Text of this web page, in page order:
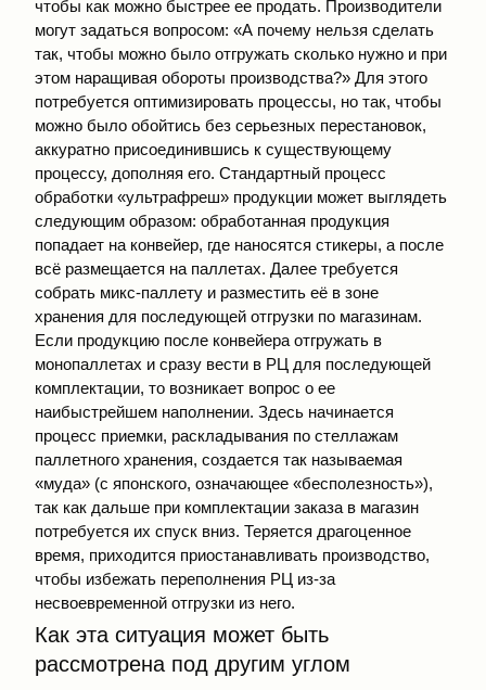
чтобы как можно быстрее ее продать. Производители
могут задаться вопросом: «А почему нельзя сделать
так, чтобы можно было отгружать сколько нужно и при
этом наращивая обороты производства?» Для этого
потребуется оптимизировать процессы, но так, чтобы
можно было обойтись без серьезных перестановок,
аккуратно присоединившись к существующему
процессу, дополняя его. Стандартный процесс
обработки «ультрафреш» продукции может выглядеть
следующим образом: обработанная продукция
попадает на конвейер, где наносятся стикеры, а после
всё размещается на паллетах. Далее требуется
собрать микс-паллету и разместить её в зоне
хранения для последующей отгрузки по магазинам.
Если продукцию после конвейера отгружать в
монопаллетах и сразу вести в РЦ для последующей
комплектации, то возникает вопрос о ее
наибыстрейшем наполнении. Здесь начинается
процесс приемки, раскладывания по стеллажам
паллетного хранения, создается так называемая
«муда» (с японского, означающее «бесполезность»),
так как дальше при комплектации заказа в магазин
потребуется их спуск вниз. Теряется драгоценное
время, приходится приостанавливать производство,
чтобы избежать переполнения РЦ из-за
несвоевременной отгрузки из него.
Как эта ситуация может быть
рассмотрена под другим углом